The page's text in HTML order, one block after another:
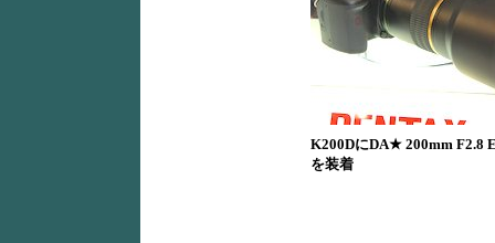
K200DにDA★ 200mm F2.8
を装着